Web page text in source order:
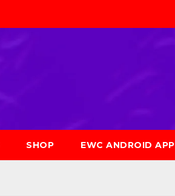
SHOP EWC ANDROID APP